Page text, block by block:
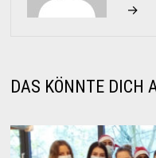
→
DAS KÖNNTE DICH